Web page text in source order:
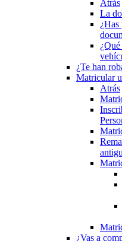
Atrás
La
¿Has
¿Te han
Matricular
Atrás
¿Vas a